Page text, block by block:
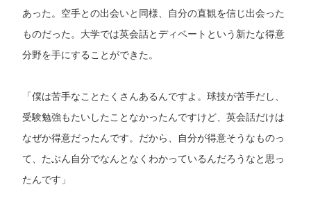
あった。空手との出会いと同様、自分の直観を信じ出会った
ものだった。大学では英会話とディベートという新たな得意
分野を手にすることができた。
「僕は苦手なことたくさんあるんですよ。球技が苦手だし、
受験勉強もたいしたことなかったんですけど、英会話だけは
なぜか得意だったんです。だから、自分が得意そうなものっ
て、たぶん自分でなんとなくわかっているんだろうなと思っ
たんです」